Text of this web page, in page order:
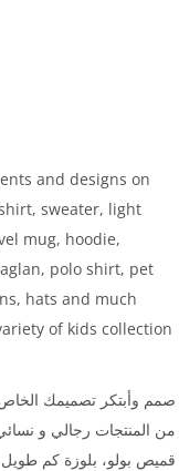
and designs on
sweater, light
mug, hoodie,
polo shirt, pet
hats and much
of kids collection
صمم وأبتكر تصميمك
من المنتجات رجالي و
قميص بولو، بلوزة كم